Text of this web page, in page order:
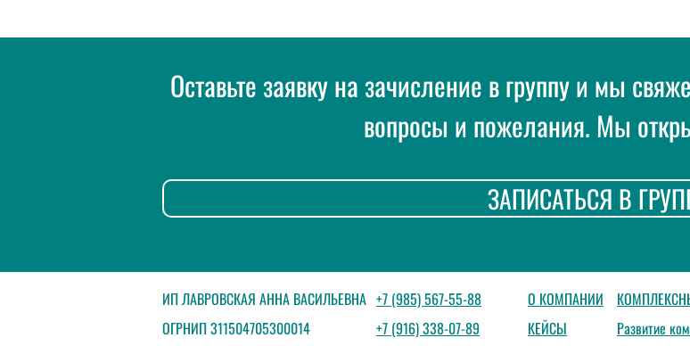
Оставьте заявку на зачисление в группу и мы
вопросы и пожелания. Мы
ЗАПИСАТЬСЯ В
ИП ЛАВРОВСКАЯ АННА ВАСИЛЬЕВНА
ОГРНИП 311504705300014
+7 (985) 567-55-88
+7 (916) 338-07-89
О КОМПАНИИ
КЕЙСЫ
Развитие